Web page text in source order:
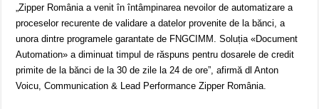
„Zipper România a venit în întâmpinarea nevoilor de automatizare a
proceselor recurente de validare a datelor provenite de la bănci, a
unora dintre programele garantate de FNGCIMM. Soluția «Document
Automation» a diminuat timpul de răspuns pentru dosarele de credit
primite de la bănci de la 30 de zile la 24 de ore”, afirmă dl Anton
Voicu, Communication & Lead Performance Zipper România.